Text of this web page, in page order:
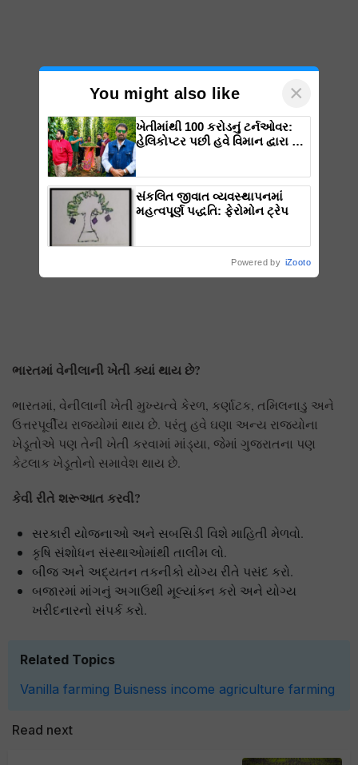
ભારતમાં વેનીલાની ખેતી ક્યાં થાય છે?
ભારતમાં, વેનીલાની ખેતી મુખ્યત્વે કેરળ, કર્ણાટક, તમિલનાડુ અને
ઉત્તરપૂર્વીય રાજ્યોમાં થાય છે. પરંતુ હવે ઘણા અન્ય રાજ્યોના
ખેડૂતોએ પણ તેની ખેતી કરવામાં માંડ્યા, જેમાં ગુજરાતના પણ
કેટલાક ખેડૂતોનો સમાવેશ થાય છે.
કેવી રીતે શરૂઆત કરવી?
સરકારી યોજનાઓ અને સબસિડી વિશે માહિતી મેળવો.
કૃષિ સંશોધન સંસ્થાઓમાંથી તાલીમ લો.
બીજ અને અદ્યતન તકનીકો યોગ્ય રીતે પસંદ કરો.
બજારમાં માંગનું અગાઉથી મૂલ્યાંકન કરો અને યોગ્ય
ખરીદનારનો સંપર્ક કરો.
Related Topics
Vanilla farming Buisness income agriculture farming
Read next
You might also like ×
ખેતીમાંથી 100 કરોડનું ટર્નઓવર:
હેલિકોપ્ટર પછી હવે વિમાન દ્વારા કૃષિ
સંકલિત જીવાત વ્યવસ્થાપનમાં
મહત્વપૂર્ણ પદ્ધતિ: ફેરોમોન ટ્રેપ
Powered by iZooto